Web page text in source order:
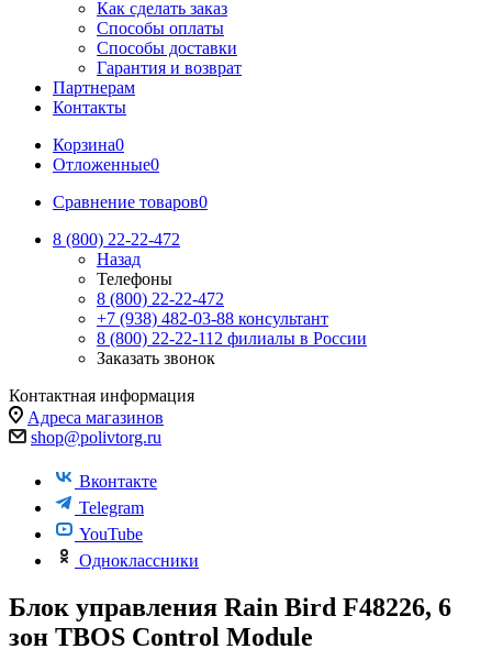
Как сделать заказ
Способы оплаты
Способы доставки
Гарантия и возврат
Партнерам
Контакты
Корзина0
Отложенные0
Сравнение товаров0
8 (800) 22-22-472
Назад
Телефоны
8 (800) 22-22-472
+7 (938) 482-03-88 консультант
8 (800) 22-22-112 филиалы в России
Заказать звонок
Контактная информация
Адреса магазинов
shop@polivtorg.ru
Вконтакте
Telegram
YouTube
Одноклассники
Блок управления Rain Bird F48226, 6
зон TBOS Control Module